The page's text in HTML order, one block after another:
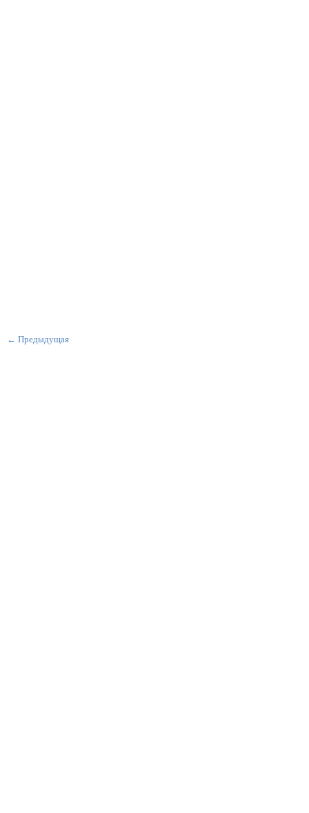
← Предыдущая